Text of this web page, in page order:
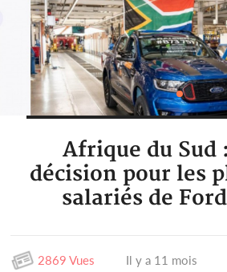
Afrique du Sud
décision pour les
salariés de
2869 Vues Il y a 11 mois